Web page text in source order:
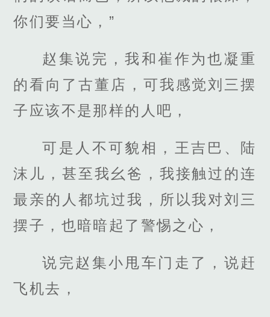
你们要当心，”
赵集说完，我和崔作为也凝重
的看向了古董店，可我感觉刘三摆
子应该不是那样的人吧，
可是人不可貌相，王吉巴、陆
沫儿，甚至我幺爸，我接触过的连
最亲的人都坑过我，所以我对刘三
摆子，也暗暗起了警惕之心，
说完赵集小甩车门走了，说赶
飞机去，